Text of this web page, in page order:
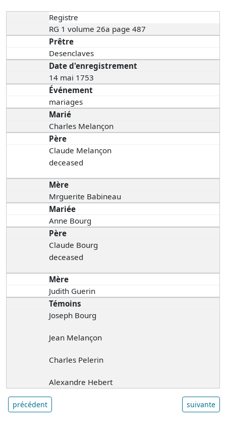
Registre
RG 1 volume 26a page 487
Prêtre
Desenclaves
Date d'enregistrement
14 mai 1753
Événement
mariages
Marié
Charles Melançon
Père
Claude Melançon
deceased
Mère
Mrguerite Babineau
Mariée
Anne Bourg
Père
Claude Bourg
deceased
Mère
Judith Guerin
Témoins
Joseph Bourg
Jean Melançon
Charles Pelerin
Alexandre Hebert
précédent suivante